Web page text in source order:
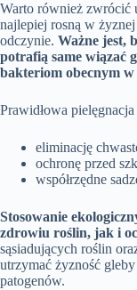
Warto również zwrócić
najlepiej rosną w
odczynie. Ważne jest,
potrafią same wiązać
bakteriom obecnym
Prawidłowa
eliminację
ochronę przed
współrzędne
Stosowanie
zdrowiu roślin, jak i
sąsiadujących roślin
utrzymać żyzność
patogenów.